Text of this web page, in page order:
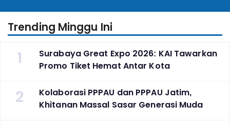
Trending Minggu Ini
1
Surabaya Great Expo 2026: KAI Tawarkan
Promo Tiket Hemat Antar Kota
2
Kolaborasi PPPAU dan PPPAU Jatim,
Khitanan Massal Sasar Generasi Muda